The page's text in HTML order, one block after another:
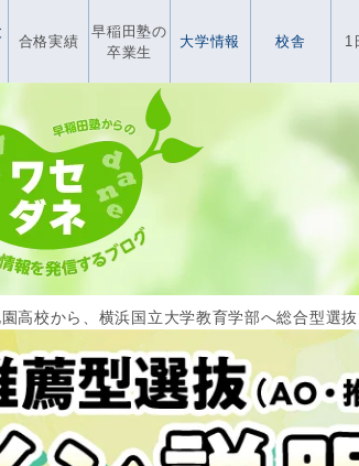
合格実績
早稲田塾の
卒業生
大学情報 校舎 1
高校から、横浜国立大学教育学部へ総合型選抜